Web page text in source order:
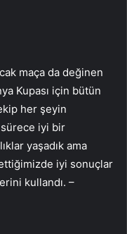
maça da değinen
Kupası için bütün
her şeyin
iyi bir
yaşadık ama
iyi sonuçlar
kullandı. –